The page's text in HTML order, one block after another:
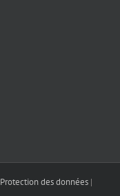
Protection des données|